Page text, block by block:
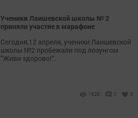
Ученики Лаишевской школы № 2
приняли участие в марафоне
Сегодня,12 апреля, ученики Лаишевской
школы №2 пробежали под лозунгом
"Живи здорово!".
1828 0 0